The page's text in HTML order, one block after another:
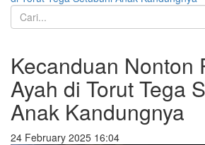
Kecanduan Nonton
Ayah di Torut Tega
Anak Kandungnya
24 February 2025 16:04